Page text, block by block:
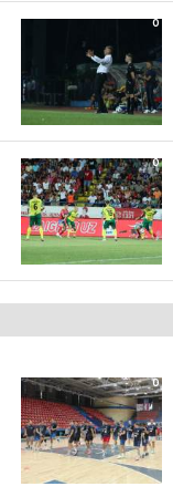
0
0
0